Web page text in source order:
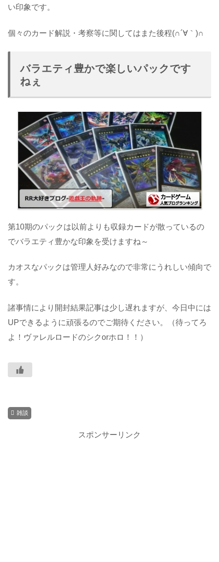
い印象です。
個々のカード解説・考察等に関してはまた後程(∩´∀｀)∩
バラエティ豊かで楽しいパックです
ねぇ
第10期のパックは以前よりも収録カードが散っているの
でバラエティ豊かな印象を受けますね～
カオスなパックは管理人好みなので非常にうれしい傾向で
す。
諸事情により開封結果記事は少し遅れますが、今日中には
UPできるように頑張るのでご期待ください。（待ってろ
よ！ヴァレルロードのシクorホロ！！）
雑談
スポンサーリンク